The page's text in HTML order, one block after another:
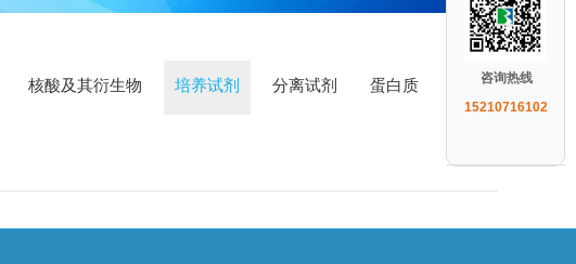
核酸及其衍生物 培养试剂 分离试剂 蛋白质
咨询热线
15210716102